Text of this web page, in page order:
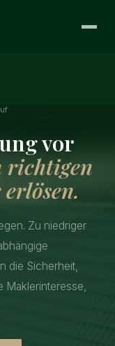
vor
richtigen
Zu niedriger
die Sicherheit,
Maklerinteresse,